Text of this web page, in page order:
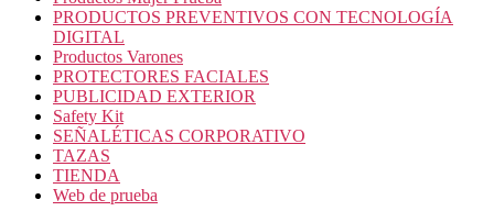
PRODUCTOS PREVENTIVOS CON TECNOLOGÍA
DIGITAL
Productos Varones
PROTECTORES FACIALES
PUBLICIDAD EXTERIOR
Safety Kit
SEÑALÉTICAS CORPORATIVO
TAZAS
TIENDA
Web de prueba